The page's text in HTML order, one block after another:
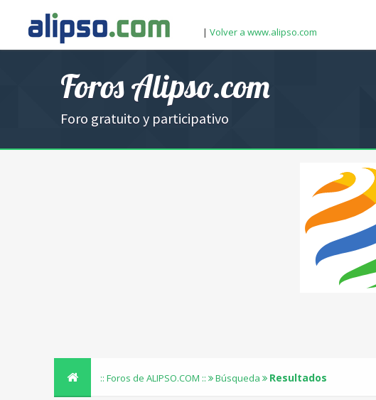
| Volver a www.alipso.com
Foros Alipso.com
Foro gratuito y participativo
:: Foros de ALIPSO.COM :: Búsqueda Resultados